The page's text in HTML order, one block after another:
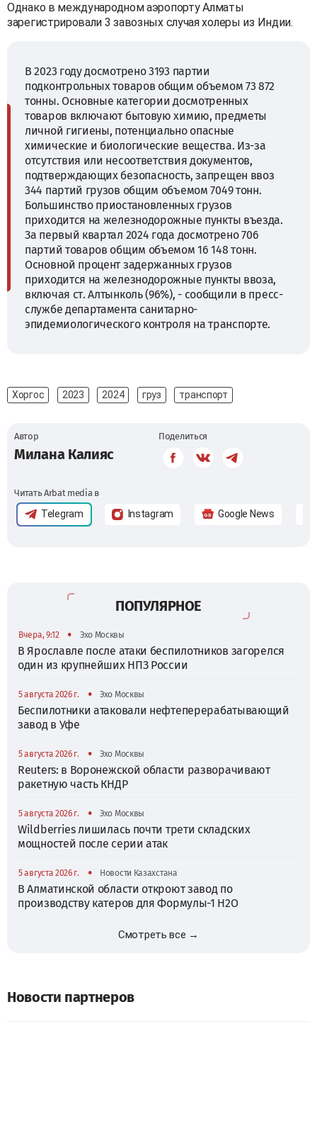
Однако в международном аэропорту Алматы
зарегистрировали 3 завозных случая холеры из Индии.
В 2023 году досмотрено 3193 партии
подконтрольных товаров общим объемом 73 872
тонны. Основные категории досмотренных
товаров включают бытовую химию, предметы
личной гигиены, потенциально опасные
химические и биологические вещества. Из-за
отсутствия или несоответствия документов,
подтверждающих безопасность, запрещен ввоз
344 партий грузов общим объемом 7049 тонн.
Большинство приостановленных грузов
приходится на железнодорожные пункты въезда.
За первый квартал 2024 года досмотрено 706
партий товаров общим объемом 16 148 тонн.
Основной процент задержанных грузов
приходится на железнодорожные пункты ввоза,
включая ст. Алтынколь (96%), - сообщили в пресс-
службе департамента санитарно-
эпидемиологического контроля на транспорте.
Хоргос 2023 2024 груз транспорт
Автор
Милана Калияс
Поделиться
Читать Arbat media в
Telegram Instagram Google News
ПОПУЛЯРНОЕ
Вчера, 9:12 • Эхо Москвы
В Ярославле после атаки беспилотников загорелся
один из крупнейших НПЗ России
5 августа 2026 г. • Эхо Москвы
Беспилотники атаковали нефтеперерабатывающий
завод в Уфе
5 августа 2026 г. • Эхо Москвы
Reuters: в Воронежской области разворачивают
ракетную часть КНДР
5 августа 2026 г. • Эхо Москвы
Wildberries лишилась почти трети складских
мощностей после серии атак
5 августа 2026 г. • Новости Казахстана
В Алматинской области откроют завод по
производству катеров для Формулы-1 H2O
Смотреть все →
Новости партнеров